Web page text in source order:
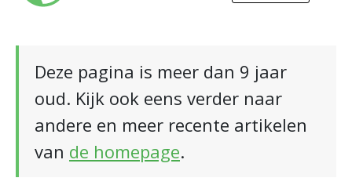
Deze pagina is meer dan 9 jaar
oud. Kijk ook eens verder naar
andere en meer recente artikelen
van de homepage.